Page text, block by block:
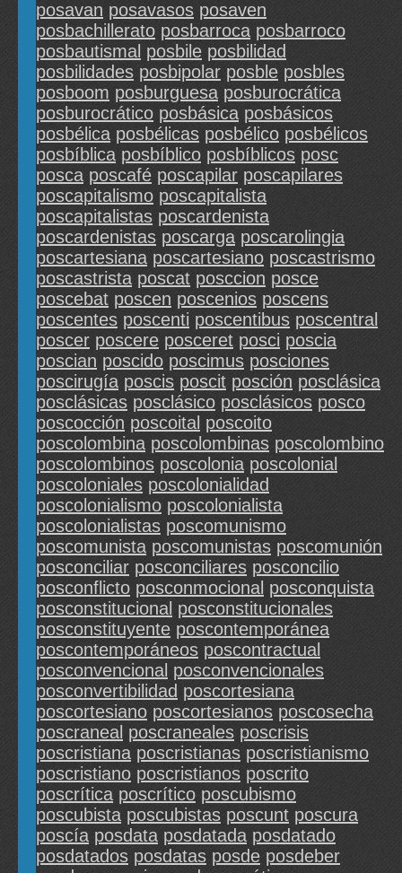
posavan posavasos posaven
posbachillerato posbarroca posbarroco
posbautismal posbile posbilidad
posbilidades posbipolar posble posbles
posboom posburguesa posburocrática
posburocrático posbásica posbásicos
posbélica posbélicas posbélico posbélicos
posbíblica posbíblico posbíblicos posc
posca poscafé poscapilar poscapilares
poscapitalismo poscapitalista
poscapitalistas poscardenista
poscardenistas poscarga poscarolingia
poscartesiana poscartesiano poscastrismo
poscastrista poscat posccion posce
poscebat poscen poscenios poscens
poscentes poscenti poscentibus poscentral
poscer poscere posceret posci poscia
poscian poscido poscimus posciones
poscirugía poscis poscit posción posclásica
posclásicas posclásico posclásicos posco
poscocción poscoital poscoito
poscolombina poscolombinas poscolombino
poscolombinos poscolonia poscolonial
poscoloniales poscolonialidad
poscolonialismo poscolonialista
poscolonialistas poscomunismo
poscomunista poscomunistas poscomunión
posconciliar posconciliares posconcilio
posconflicto posconmocional posconquista
posconstitucional posconstitucionales
posconstituyente poscontemporánea
poscontemporáneos poscontractual
posconvencional posconvencionales
posconvertibilidad poscortesiana
poscortesiano poscortesianos poscosecha
poscraneal poscraneales poscrisis
poscristiana poscristianas poscristianismo
poscristiano poscristianos poscrito
poscrítica poscrítico poscubismo
poscubista poscubistas poscunt poscura
poscía posdata posdatada posdatado
posdatados posdatas posde posdeber